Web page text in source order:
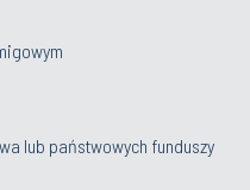
lub państwowych funduszy